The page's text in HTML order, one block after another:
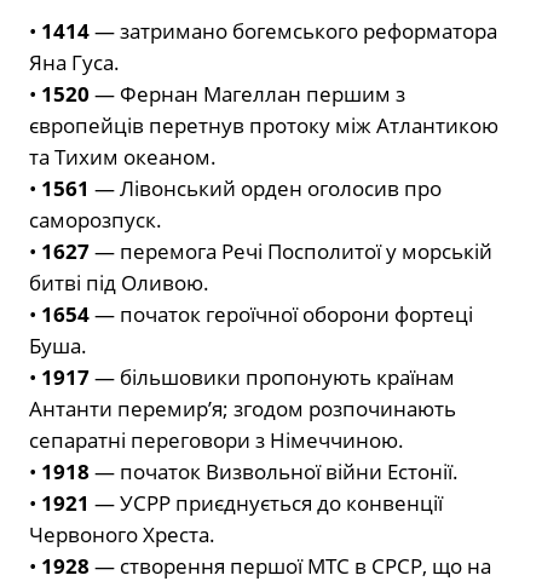
• 1414— затримано богемського реформатора
Яна Гуса.
• 1520 — Фернан Магеллан першим з
європейців перетнув протоку між Атлантикою
та Тихим океаном.
• 1561 — Лівонський орден оголосив про
саморозпуск.
• 1627— перемога Речі Посполитої у морській
битві під Оливою.
• 1654— початок героїчної оборони фортеці
Буша.
• 1917— більшовики пропонують країнам
Антанти перемир’я; згодом розпочинають
сепаратні переговори з Німеччиною.
• 1918 — початок Визвольної війни Естонії.
• 1921 — УСРР приєднується до конвенції
Червоного Хреста.
• 1928 — створення першої МТС в СРСР, що на